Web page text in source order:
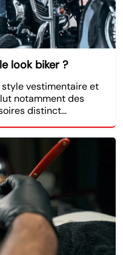
look biker ?
style vestimentaire et
notamment des
distinct...